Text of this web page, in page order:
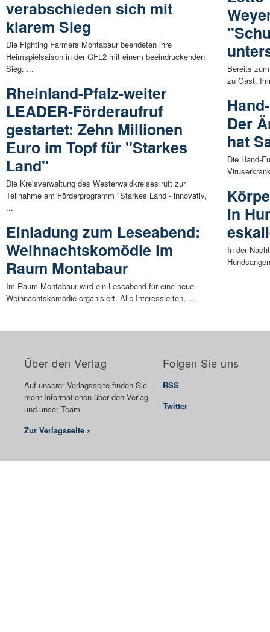
verabschieden sich mit
klarem Sieg
Die Fighting Farmers Montabaur beendeten ihre
Heimspielsaison in der GFL2 mit einem beeindruckenden
Sieg. ...
Rheinland-Pfalz-weiter
LEADER-Förderaufruf
gestartet: Zehn Millionen
Euro im Topf für "Starkes
Land"
Die Kreisverwaltung des Westerwaldkreises ruft zur
Teilnahme am Förderprogramm "Starkes Land - innovativ,
...
Einladung zum Leseabend:
Weihnachtskomödie im
Raum Montabaur
Im Raum Montabaur wird ein Leseabend für eine neue
Weihnachtskomödie organisiert. Alle Interessierten, ...
Bereits
zu Gast.
Der
hat
Die Hand-
in
In der
Über den Verlag
Auf unserer Verlagsseite finden Sie
mehr Informationen über den Verlag
und unser Team.
Zur Verlagsseite »
Folgen Sie uns
RSS
Twitter